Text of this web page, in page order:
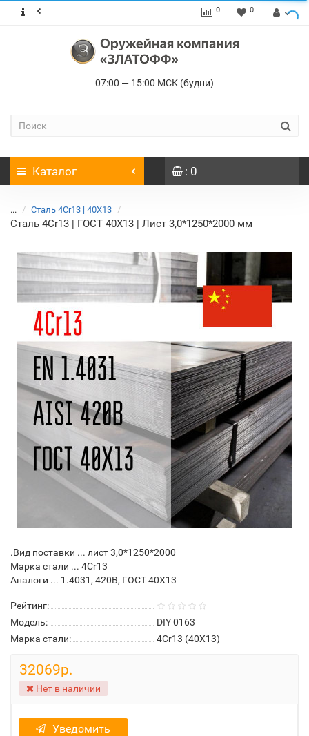
0 0
07:00 — 15:00 МСК (будни)
Каталог : 0
... Сталь 4Cr13 | 40Х13
Сталь 4Cr13 | ГОСТ 40Х13 | Лист 3,0*1250*2000 мм
.Вид поставки ... лист 3,0*1250*2000
Марка стали ... 4Cr13
Аналоги ... 1.4031, 420B, ГОСТ 40Х13
Рейтинг:
Модель:
DIY 0163
Марка стали:
4Cr13 (40Х13)
32069р.
Нет в наличии
Уведомить